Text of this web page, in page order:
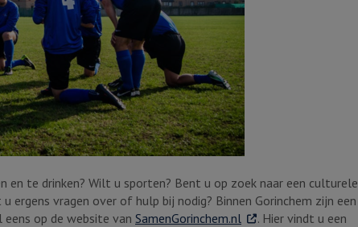
te drinken? Wilt u sporten? Bent u op zoek naar een culturele
vragen over of hulp bij nodig? Binnen Gorinchem zijn een
op de website van SamenGorinchem.nl . Externe link
. Hier vindt u een